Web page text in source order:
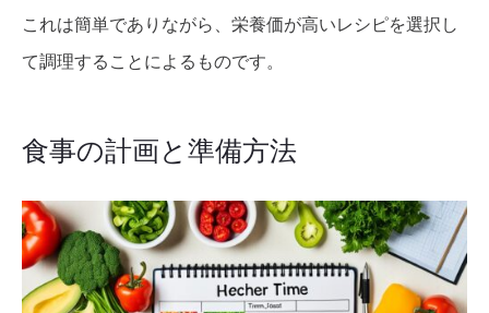
これは簡単でありながら、栄養価が高いレシピを選択し
て調理することによるものです。
食事の計画と準備方法